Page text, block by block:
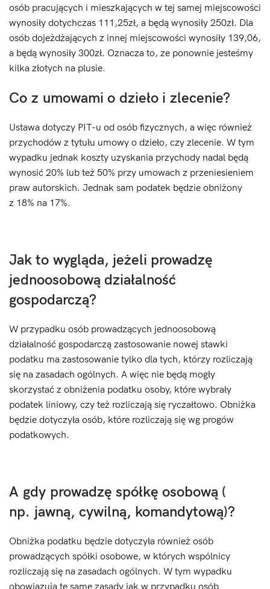
osób pracujących i mieszkających w tej samej miejscowości
wynosiły dotychczas 111,25zł, a będą wynosiły 250zł. Dla
osób dojeżdżających z innej miejscowości wynosiły 139,06,
a będą wynosiły 300zł. Oznacza to, ze ponownie jesteśmy
kilka złotych na plusie.
Co z umowami o dzieło i zlecenie?
Ustawa dotyczy PIT-u od osób fizycznych, a więc również
przychodów z tytułu umowy o dzieło, czy zlecenie. W tym
wypadku jednak koszty uzyskania przychody nadal będą
wynosić 20% lub też 50% przy umowach z przeniesieniem
praw autorskich. Jednak sam podatek będzie obniżony
z 18% na 17%.
Jak to wygląda, jeżeli prowadzę
jednoosobową działalność
gospodarczą?
W przypadku osób prowadzących jednoosobową
działalność gospodarczą zastosowanie nowej stawki
podatku ma zastosowanie tylko dla tych, którzy rozliczają
się na zasadach ogólnych. A więc nie będą mogły
skorzystać z obniżenia podatku osoby, które wybrały
podatek liniowy, czy też rozliczają się ryczałtowo. Obniżka
będzie dotyczyła osób, które rozliczają się wg progów
podatkowych.
A gdy prowadzę spółkę osobową (
np. jawną, cywilną, komandytową)?
Obniżka podatku będzie dotyczyła również osób
prowadzących spółki osobowe, w których wspólnicy
rozliczają się na zasadach ogólnych. W tym wypadku